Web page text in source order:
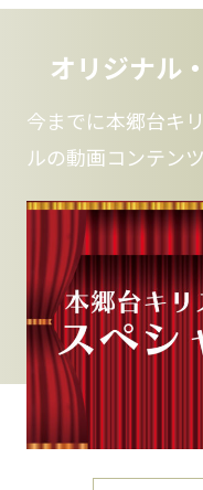
オリジナル
今までに本郷台キ
ルの動画コンテンツ